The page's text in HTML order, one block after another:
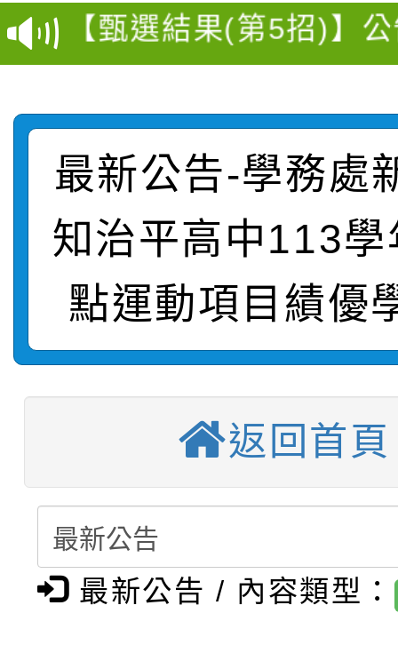
員會」之票選委員選舉
學年度第1學期第7次
結果(第13招)
【甄選結果(第5招)】
學年度第1學期第9次代
結果(第5招)
【甄選結果(第4招)】
學年度第1學期第9次代
結果(第4招)
【甄選結果(第12招)】
學年度第1學期第7次代
結果(第12招)
轉知：桃園市115學年
賽及師生本土語及新住
賽實施要點
轉知：「桃園市115學
比賽實施要點」
轉知：「115年金融知
動辦法」
轉知臺中市政府政風處
城市手牽手，綠能透明
轉知：「115學年度全
評審委員會」及「教師
員會」之票選委員選舉
【甄選結果(第13招)】
學年度第1學期第7次代
結果(第13招)
【甄選結果(第5招)】
學年度第1學期第9次代
結果(第5招)
【甄選結果(第4招)】
學年度第1學期第9次代
【甄選結果(第12招)】
最新公告-學務處
知治平高中113學
點運動項目績優
返回首頁
最新公告 / 內容類型：